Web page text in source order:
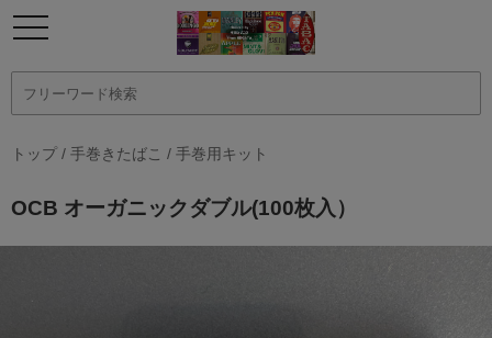
トップ/ 手巻きたばこ / 手巻用キット
OCB オーガニックダブル(100枚入）